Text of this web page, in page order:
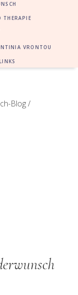
THERAPIE
VRONTOU
Blog/